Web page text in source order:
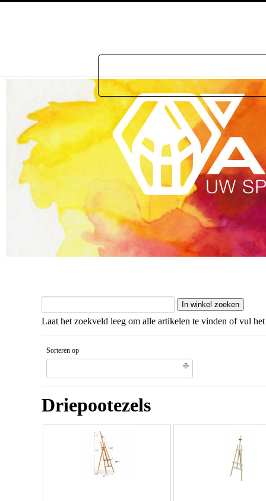
Laat het zoekveld leeg om alle artikelen te vinden of vul
Sorteren op
Driepootezels